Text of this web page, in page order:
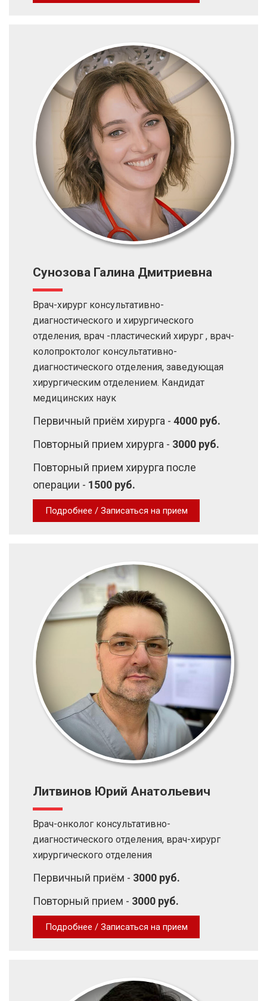
Сунозова Галина Дмитриевна
Врач-хирург консультативно-
диагностического и хирургического
отделения, врач -пластический хирург , врач-
колопроктолог консультативно-
диагностического отделения, заведующая
хирургическим отделением. Кандидат
медицинских наук
Первичный приём хирурга - 4000 руб.
Повторный прием хирурга - 3000 руб.
Повторный прием хирурга после
операции - 1500 руб.
Подробнее / Записаться на прием
Литвинов Юрий Анатольевич
Врач-онколог консультативно-
диагностического отделения, врач-хирург
хирургического отделения
Первичный приём - 3000 руб.
Повторный прием - 3000 руб.
Подробнее / Записаться на прием